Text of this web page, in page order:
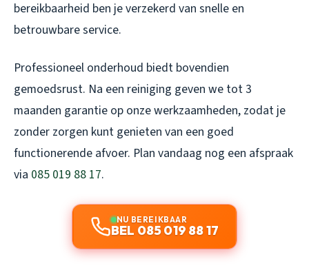
bereikbaarheid ben je verzekerd van snelle en
betrouwbare service.
Professioneel onderhoud biedt bovendien
gemoedsrust. Na een reiniging geven we tot 3
maanden garantie op onze werkzaamheden, zodat je
zonder zorgen kunt genieten van een goed
functionerende afvoer. Plan vandaag nog een afspraak
via 085 019 88 17.
NU BEREIKBAAR
BEL 085 019 88 17